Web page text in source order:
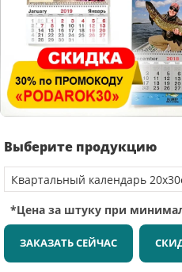
Выберите продукцию
*Цена за штуку при
ЗАКАЗАТЬ СЕЙЧАС